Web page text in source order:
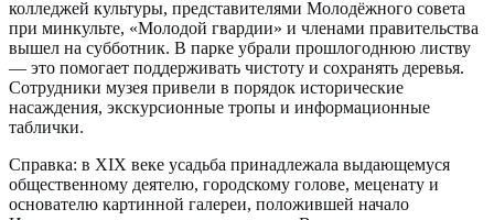
колледжей культуры, представителями Молодёжного совета
при минкульте, «Молодой гвардии» и членами правительства
вышел на субботник. В парке убрали прошлогоднюю листву
— это помогает поддерживать чистоту и сохранять деревья.
Сотрудники музея привели в порядок исторические
насаждения, экскурсионные тропы и информационные
таблички.
Справка: в XIX веке усадьба принадлежала выдающемуся
общественному деятелю, городскому голове, меценату и
основателю картинной галереи, положившей начало